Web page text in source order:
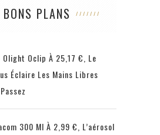
BONS PLANS
Olight Oclip À 25,17 €, Le
Éclaire Les Mains Libres
300 Ml À 2,99 €, L’aérosol